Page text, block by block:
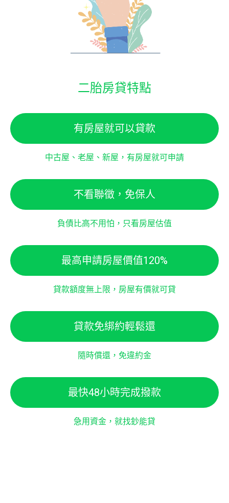
二胎房貸特點
有房屋就可以貸款
中古屋、老屋、新屋，有房屋就可申請
不看聯徵，免保人
負債比高不用怕，只看房屋估值
最高申請房屋價值120%
貸款額度無上限，房屋有價就可貸
貸款免綁約輕鬆還
隨時償還，免違約金
最快48小時完成撥款
急用資金，就找鈔能貸